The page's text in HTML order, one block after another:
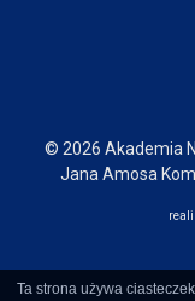
© 2026 Akademia
Jana Amosa
Ta strona używa